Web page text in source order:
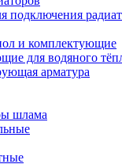
подключения
и комплектующие
для водяного
арматура
шлама